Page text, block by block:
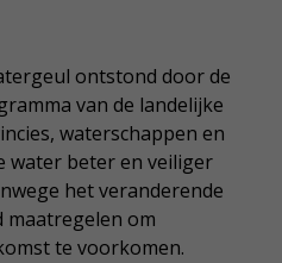
ontstond door de
van de landelijke
waterschappen en
water beter en veiliger
het veranderende
maatregelen om
te voorkomen.